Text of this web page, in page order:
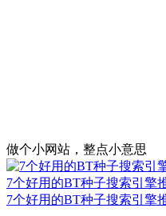
做个小网站，整点小意思
7个好用的BT种子搜索引擎
7个好用的BT种子搜索引擎